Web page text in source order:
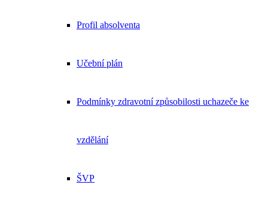
Profil absolventa
Učební plán
Podmínky zdravotní způsobilosti uchazeče ke
vzdělání
ŠVP